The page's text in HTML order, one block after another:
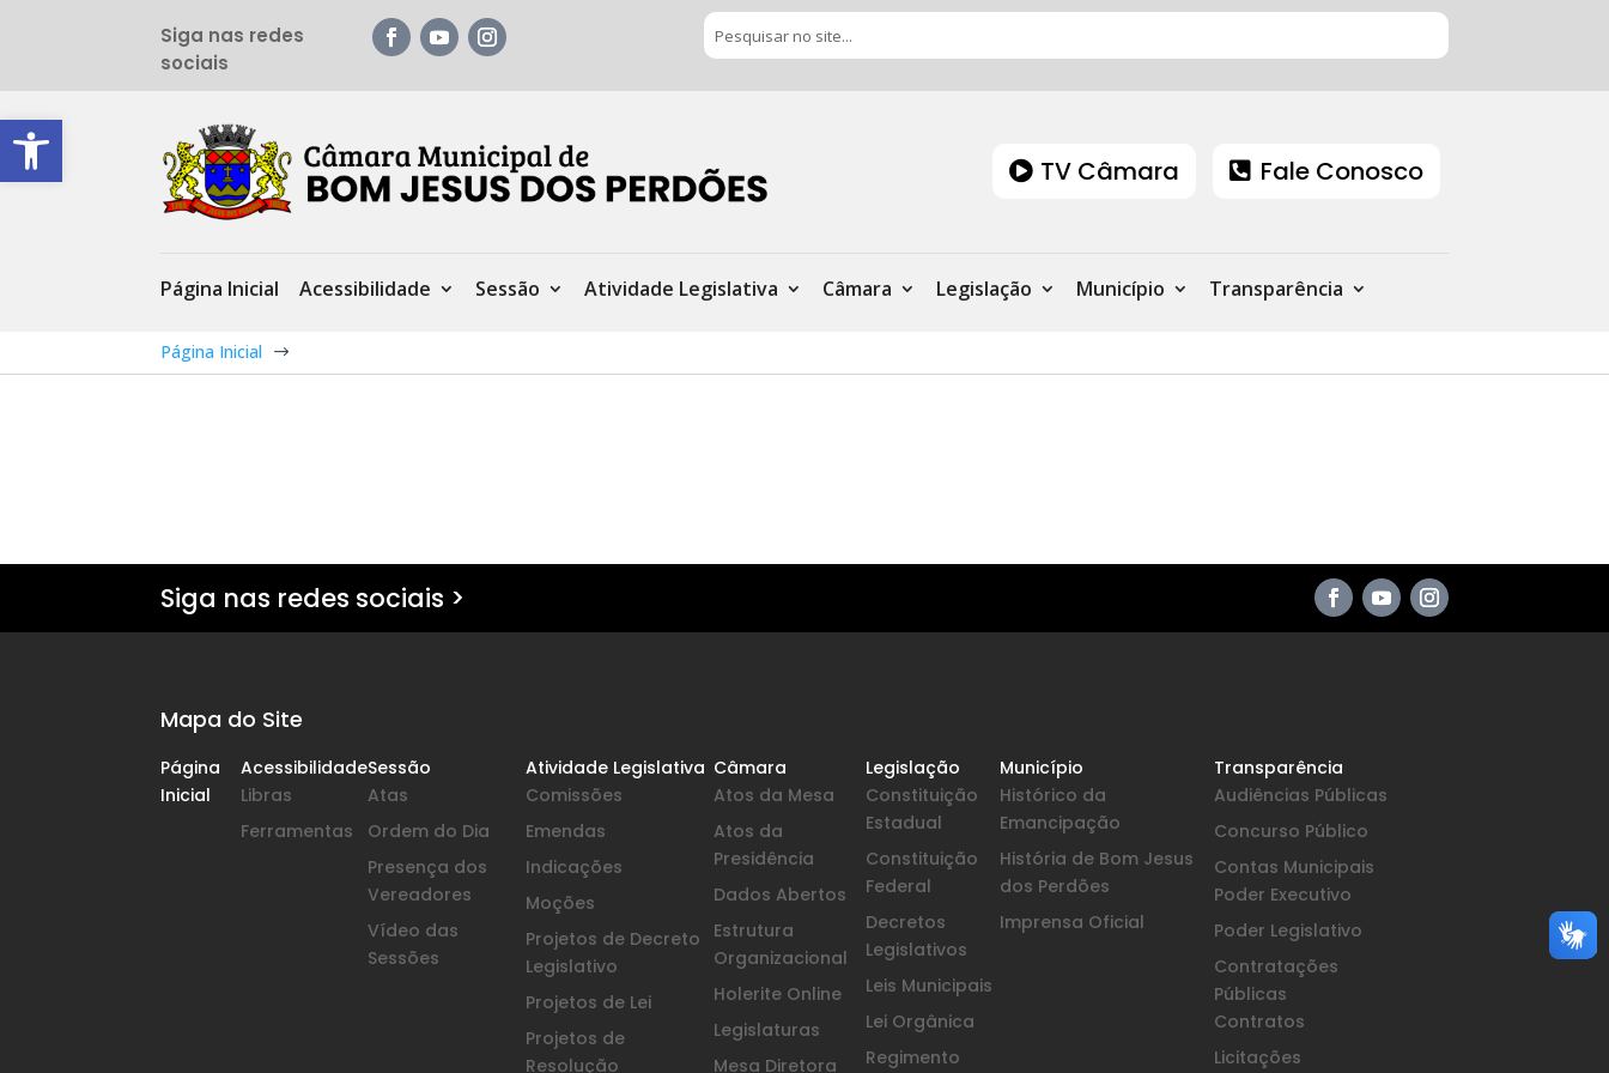
Barra de Ferramentas Aberta
Siga nas redes
sociais
TV Câmara Fale Conosco
Página Inicial Acessibilidade Sessão Atividade Legislativa Câmara Legislação Município Transparência
Página Inicial $
Siga nas redes sociais >
Mapa do Site
Página
Inicial
Acessibilidade
Libras
Ferramentas
Sessão
Atas
Ordem do Dia
Presença dos
Vereadores
Vídeo das
Sessões
Atividade Legislativa
Comissões
Emendas
Indicações
Moções
Projetos de Decreto
Legislativo
Projetos de Lei
Projetos de
Resolução
Câmara
Atos da Mesa
Atos da
Presidência
Dados Abertos
Estrutura
Organizacional
Holerite Online
Legislaturas
Mesa Diretora
Legislação
Constituição
Estadual
Constituição
Federal
Decretos
Legislativos
Leis Municipais
Lei Orgânica
Regimento
Município
Histórico da
Emancipação
História de Bom Jesus
dos Perdões
Imprensa Oficial
Transparência
Audiências Públicas
Concurso Público
Contas Municipais
Poder Executivo
Poder Legislativo
Contratações
Públicas
Contratos
Licitações